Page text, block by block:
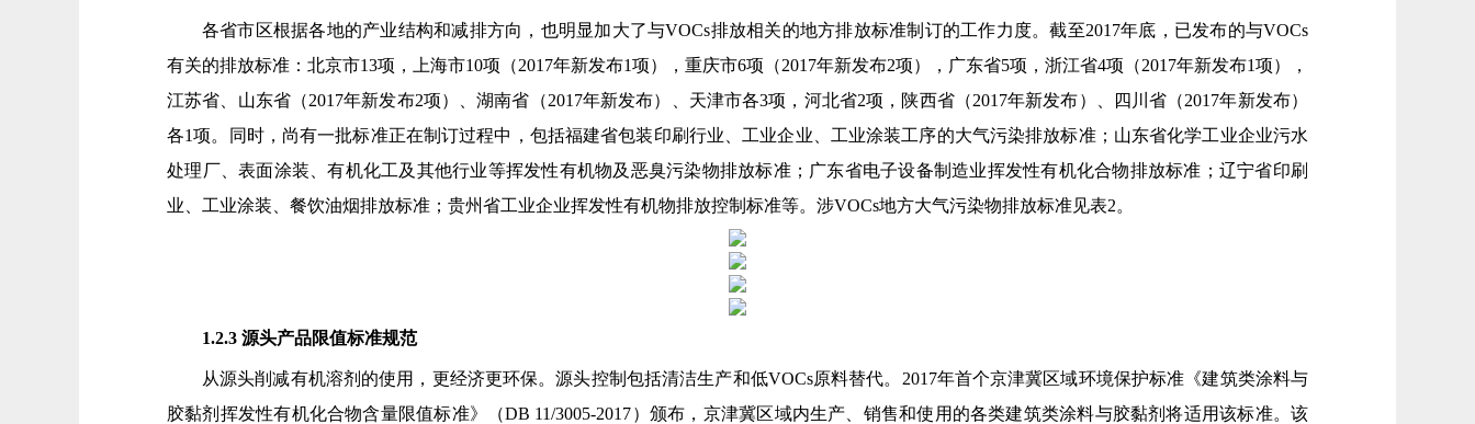
各省市区根据各地的产业结构和减排方向，也明显加大了与VOCs排放相关的地方排放标准制订的工作力度。截至2017年底，已发布的与VOCs
有关的排放标准：北京市13项，上海市10项（2017年新发布1项），重庆市6项（2017年新发布2项），广东省5项，浙江省4项（2017年新发布1项），
江苏省、山东省（2017年新发布2项）、湖南省（2017年新发布）、天津市各3项，河北省2项，陕西省（2017年新发布）、四川省（2017年新发布）
各1项。同时，尚有一批标准正在制订过程中，包括福建省包装印刷行业、工业企业、工业涂装工序的大气污染排放标准；山东省化学工业企业污水
处理厂、表面涂装、有机化工及其他行业等挥发性有机物及恶臭污染物排放标准；广东省电子设备制造业挥发性有机化合物排放标准；辽宁省印刷
业、工业涂装、餐饮油烟排放标准；贵州省工业企业挥发性有机物排放控制标准等。涉VOCs地方大气污染物排放标准见表2。
1.2.3 源头产品限值标准规范
从源头削减有机溶剂的使用，更经济更环保。源头控制包括清洁生产和低VOCs原料替代。2017年首个京津冀区域环境保护标准《建筑类涂料与
胶黏剂挥发性有机化合物含量限值标准》（DB 11/3005-2017）颁布，京津冀区域内生产、销售和使用的各类建筑类涂料与胶黏剂将适用该标准。该